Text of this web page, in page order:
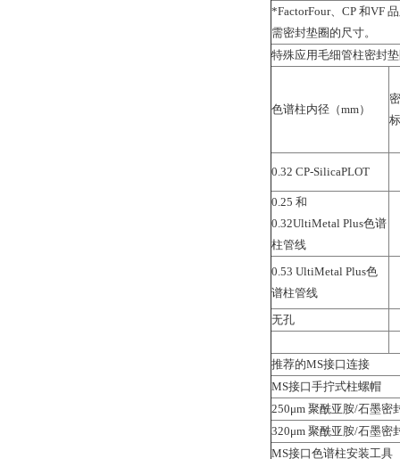
*FactorFour、CP 和VF
需密封垫圈的尺寸。
特殊应用毛细管柱密封
色谱柱内径（mm）
0.32 CP-SilicaPLOT
0.25 和
0.32UltiMetal Plus色谱
柱管线
0.53 UltiMetal Plus色
谱柱管线
无孔
推荐的MS接口连接
MS接口手拧式柱螺帽
250μm 聚酰亚胺/石墨密
320μm 聚酰亚胺/石墨密
MS接口色谱柱安装工具